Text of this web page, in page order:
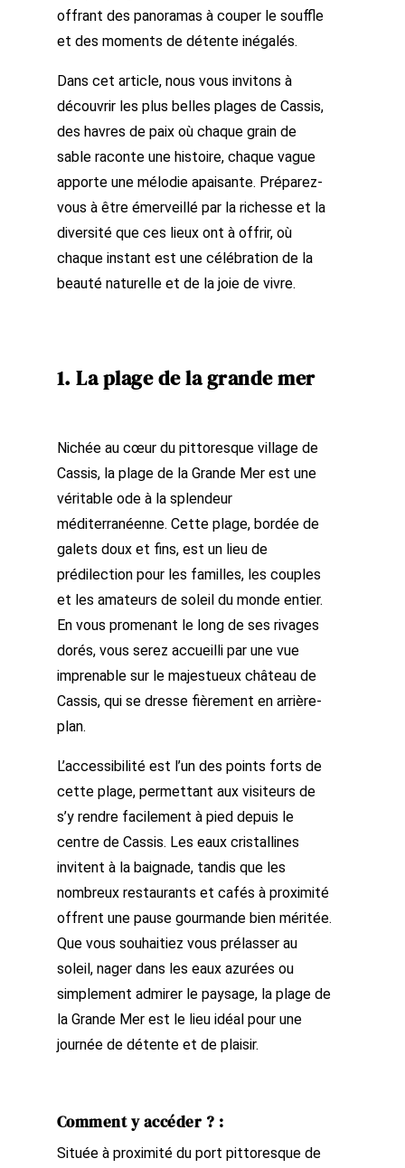
offrant des panoramas à couper le souffle
et des moments de détente inégalés.
Dans cet article, nous vous invitons à
découvrir les plus belles plages de Cassis,
des havres de paix où chaque grain de
sable raconte une histoire, chaque vague
apporte une mélodie apaisante. Préparez-
vous à être émerveillé par la richesse et la
diversité que ces lieux ont à offrir, où
chaque instant est une célébration de la
beauté naturelle et de la joie de vivre.
1. La plage de la grande mer
Nichée au cœur du pittoresque village de
Cassis, la plage de la Grande Mer est une
véritable ode à la splendeur
méditerranéenne. Cette plage, bordée de
galets doux et fins, est un lieu de
prédilection pour les familles, les couples
et les amateurs de soleil du monde entier.
En vous promenant le long de ses rivages
dorés, vous serez accueilli par une vue
imprenable sur le majestueux château de
Cassis, qui se dresse fièrement en arrière-
plan.
L’accessibilité est l’un des points forts de
cette plage, permettant aux visiteurs de
s’y rendre facilement à pied depuis le
centre de Cassis. Les eaux cristallines
invitent à la baignade, tandis que les
nombreux restaurants et cafés à proximité
offrent une pause gourmande bien méritée.
Que vous souhaitiez vous prélasser au
soleil, nager dans les eaux azurées ou
simplement admirer le paysage, la plage de
la Grande Mer est le lieu idéal pour une
journée de détente et de plaisir.
Comment y accéder ? :
Située à proximité du port pittoresque de